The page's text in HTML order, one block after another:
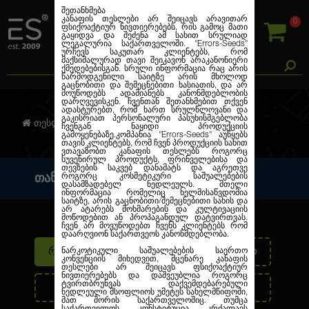
0
შეთანხმება
კანაფის თესლები არ შეიცავს არავითარ
ფსიქოაქტიურ ნივთიერებებს, რის გამოც მათი
გაყიდვა და შეძენა ამ სახით სრულიად
ლეგალურია საქართველოში. "Errors-Seeds"
ურჩევს საკუთარ კლიენტებს, რომ
მაქსიმალურად თავი შეიკავონ არაკანონიერი
ქმედებებისგან. სრული ინფორმაცია რაც არის
წარმოდგენილი საიტზე არის მხოლოდ
გაცნობითი და შემეცნებითი ხასიათის, და არ
მოუწოდებს ადამიანებს კანონმდებლობის
დარღვევისკენ. ჩვენთან შეთანხმებით თქვენ
ადასტურებთ, რომ ხართ სრულწლოვანი და
გაკისრიათ პერსონალური პასუხისმგებლობა
ჩვენგან ნაყიდი პროდუქციის
გამოყენებაზე.კომპანია
"Errors-Seeds" აუწყებს
თავის კლიენტებს, რომ ჩვენ პროდუქციის სახით
ვთავაზობთ კანაფის თესლებს როგორც
სუვენირულ პროდუქტს, ფრინველებისა და
თევზების საკვებ დანამატს და აგრეთვე
როგორც კოსმეტიკური საშუალებების
დასამზადებელ ნედლეულს. მთელი
ინფორმაცია რომელიც ხელმისაწვდომია
საიტზე, არის გაცნობითი/შემეცნებითი სახის და
არ ატარებს მოხმარების და კულტივაციის
მოწოდებით ან პროპაგანდულ დატვირთვას.
ჩვენ არ მოვუწოდებთ ჩვენს კლიენტებს რომ
დაარღვიონ საქართვეოს კანონმდებლობა.
ნარკოტიკული საშუალებების საერთო
კონვენციის მიხედვით, მცენარე კანაფის
თესლები არ შეიცავს ფსიქოაქტიურ
ნივთიერებებს და დაშვეუბლია როგორც
ტვირთბრუნვას დაქვემდებარებული
ნედლეული მსოფლიოს უმეტეს სახელმწიფოში,
მათ შორის საქართველოშიც. თუმცა
თესლების კანაფი თანამშრომლობა
ᲗᲐᲜᲐᲛᲨᲠᲝᲛᲚᲝᲑᲐ
რეფერალური პროგრამა საბითუმო
საინტერესო კონტენტი SMM